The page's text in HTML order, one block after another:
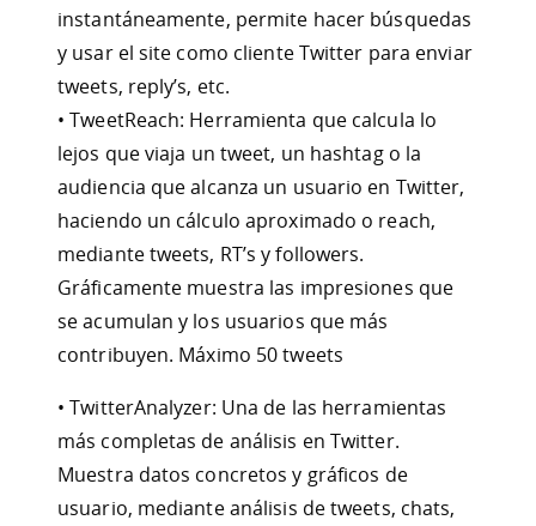
instantáneamente, permite hacer búsquedas
y usar el site como cliente Twitter para enviar
tweets, reply’s, etc.
• TweetReach: Herramienta que calcula lo
lejos que viaja un tweet, un hashtag o la
audiencia que alcanza un usuario en Twitter,
haciendo un cálculo aproximado o reach,
mediante tweets, RT’s y followers.
Gráficamente muestra las impresiones que
se acumulan y los usuarios que más
contribuyen. Máximo 50 tweets
• TwitterAnalyzer: Una de las herramientas
más completas de análisis en Twitter.
Muestra datos concretos y gráficos de
usuario, mediante análisis de tweets, chats,